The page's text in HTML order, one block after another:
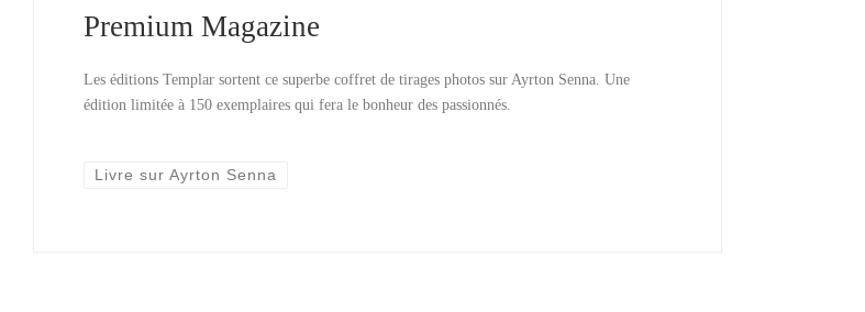
Premium Magazine
Les éditions Templar sortent ce superbe coffret de tirages photos sur Ayrton Senna. Une
édition limitée à 150 exemplaires qui fera le bonheur des passionnés.
Livre sur Ayrton Senna